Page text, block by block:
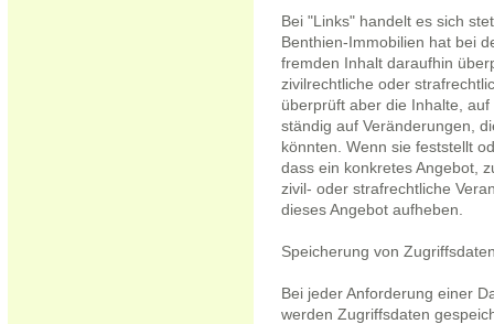
Bei "Links" handelt es sich
Benthien-Immobilien hat bei
fremden Inhalt daraufhin
zivilrechtliche oder
überprüft aber die Inhalte,
ständig auf Veränderungen,
könnten. Wenn sie feststellt
dass ein konkretes Angebot,
zivil- oder strafrechtliche
dieses Angebot aufheben.
Speicherung von
Bei jeder Anforderung einer
werden Zugriffsdaten